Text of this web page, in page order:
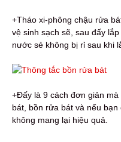
+Tháo xi-phông chậu rửa
vệ sinh sạch sẽ, sau đấy
nước sẻ không bị rỉ sau khi
+Đấy là 9 cách đơn giản
bát, bồn rửa bát và nếu
không mang lại hiệu quả.